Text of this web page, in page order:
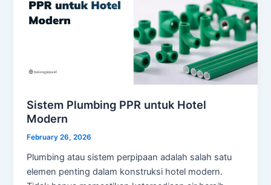
Sistem Plumbing PPR untuk Hotel
Modern
February 26, 2026
Plumbing atau sistem perpipaan adalah salah satu
elemen penting dalam konstruksi hotel modern.